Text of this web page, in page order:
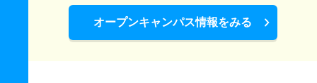
オープンキャンパス情報をみる